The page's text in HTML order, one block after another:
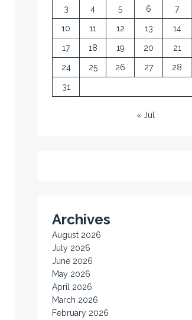
3 4 5 6 7
10 11 12 13 14
17 18 19 20 21
24 25 26 27 28
31
« Jul
Archives
August 2026
July 2026
June 2026
May 2026
April 2026
March 2026
February 2026